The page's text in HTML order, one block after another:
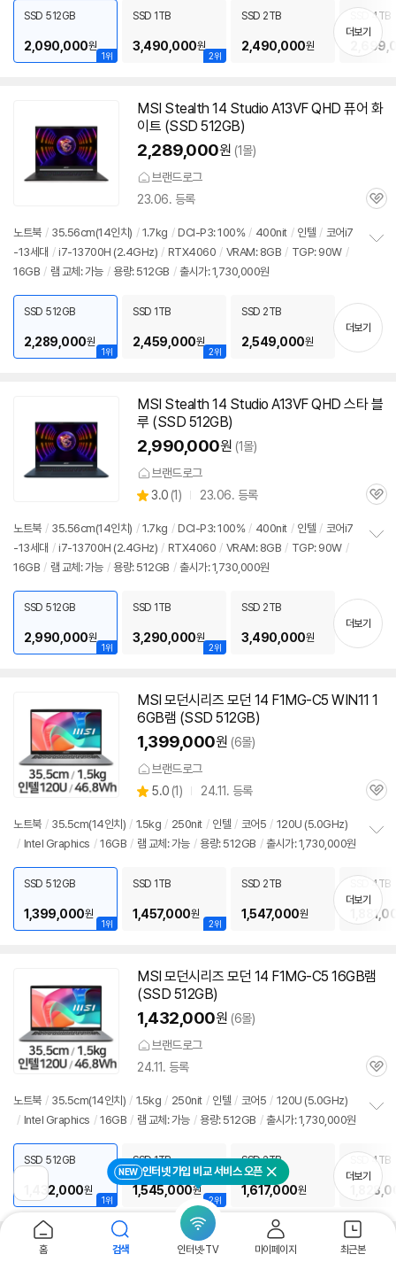
치
기
1위
SSD 512GB
2,090,000원
2위
SSD 1TB
3,490,000원
SSD 2TB
2,490,000원
SSD 4TB
더보기
MSI Stealth 14 Studio A13VF QHD 퓨어 화
이트 (SSD 512GB)
2,289,000원 (1몰)
브랜드로그
23.06. 등록
관
노트북 / 35.56cm(14인치) / 1.7kg / DCI-P3: 100% / 400nit / 인텔 / 코어i7
-13세대 / i7-13700H (2.4GHz) / RTX4060 / VRAM: 8GB / TGP: 90W /
16GB / 램 교체: 가능 / 용량: 512GB / 출시가: 1,730,000원
기
1위
SSD 512GB
2,289,000원
2위
SSD 1TB
2,459,000원
SSD 2TB
2,549,000원
더보기
MSI Stealth 14 Studio A13VF QHD 스타 블
루 (SSD 512GB)
2,990,000원 (1몰)
브랜드로그
별
점
3.0 (상
리
뷰
1) 23.06. 등록
관
노트북 / 35.56cm(14인치) / 1.7kg / DCI-P3: 100% / 400nit / 인텔 / 코어i7
-13세대 / i7-13700H (2.4GHz) / RTX4060 / VRAM: 8GB / TGP: 90W /
16GB / 램 교체: 가능 / 용량: 512GB / 출시가: 1,730,000원
기
1위
SSD 512GB
2,990,000원
2위
SSD 1TB
3,290,000원
SSD 2TB
3,490,000원
더보기
MSI 모던시리즈 모던 14 F1MG-C5 WIN11 1
6GB램 (SSD 512GB)
1,399,000원 (6몰)
브랜드로그
별
점
5.0 (상
리
뷰
1) 24.11. 등록
관
노트북 / 35.5cm(14인치 ) / 1.5kg / 250nit / 인텔 / 코어5 / 120U (5.0GHz)
/ Intel Graphics / 16GB / 램 교체: 가능 / 용량: 512GB / 출시가: 1,730,000원
펼
치
기
1위
SSD 512GB
1,399,000원
2위
SSD 1TB
1,457,000원
SSD 2TB
1,547,000원
SSD 4TB
더보기
MSI 모던시리즈 모던 14 F1MG-C5 16GB램
(SSD 512GB)
1,432,000원 (6몰)
브랜드로그
24.11. 등록
관
노트북 / 35.5cm(14인치 ) / 1.5kg / 250nit / 인텔 / 코어5 / 120U (5.0GHz)
/ Intel Graphics / 16GB / 램 교체: 가능 / 용량: 512GB / 출시가: 1,730,000원
펼
치
기
1위
SSD 512GB
1,432,000원
2위
SSD 1TB
1,545,000원
SSD 2TB
1,617,000원
SSD 4TB
더보기
MSI 모던시리즈 모던14 A10M-i5 16GB램 (S
전
이
지
NEW 인터넷 가입 비교 서비스 오픈 닫기
홈 검색 인터넷·TV 마이페이지 최근본